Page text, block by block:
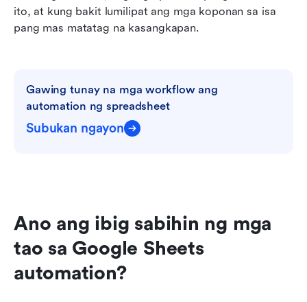
ito, at kung bakit lumilipat ang mga koponan sa isa
pang mas matatag na kasangkapan.
Gawing tunay na mga workflow ang
automation ng spreadsheet
Subukan ngayon
Ano ang ibig sabihin ng mga
tao sa Google Sheets
automation?